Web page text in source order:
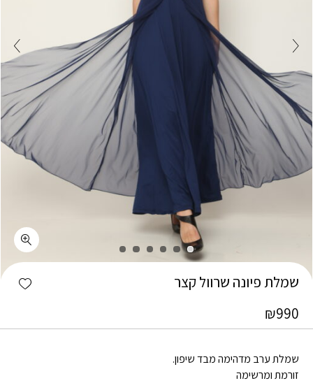
שמלת פיונה שרוול קצר
₪990
שמלת ערב מדהימה מבד שיפון.
זורמת ומרשימה